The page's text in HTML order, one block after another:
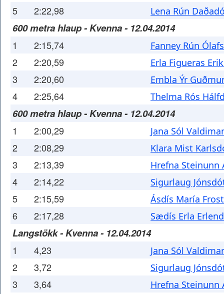
5 2:22,98 Lena Rún
600 metra hlaup - Kvenna - 12.04.2014
1 2:15,74 Fanney Rún
2 2:20,59 Erla Figueras
3 2:20,60 Embla Ýr
4 2:25,64 Thelma Rós
600 metra hlaup - Kvenna - 12.04.2014
1 2:00,29 Jana Sól
2 2:08,29 Klara Mist
3 2:13,39 Hrefna
4 2:14,22 Sigurlaug
5 2:15,59 Ásdís María
6 2:17,28 Sædís Erla
Langstökk - Kvenna - 12.04.2014
1 4,23 Jana Sól
2 3,72 Sigurlaug
3 3,64 Hrefna